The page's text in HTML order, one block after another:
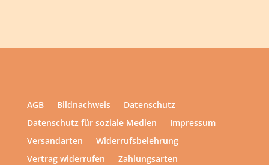
AGB Bildnachweis
Datenschutz
Datenschutz für soziale Medien
Impressum
Versandarten
Widerrufsbelehrung
Vertrag widerrufen
Zahlungsarten